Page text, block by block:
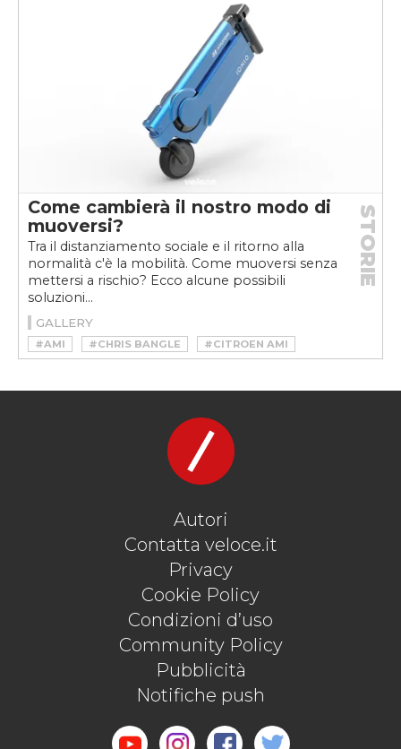
Come cambierà il nostro modo di
muoversi?
Tra il distanziamento sociale e il ritorno alla
normalità c'è la mobilità. Come muoversi senza
mettersi a rischio? Ecco alcune possibili
soluzioni...
STORIE
GALLERY
#AMI #CHRIS BANGLE
#CITROEN AMI
#CONCEPT
#ELON MUSK
#VELOCEKW
Autori
Contatta veloce.it
Privacy
Cookie Policy
Condizioni d’uso
Community Policy
Pubblicità
Notifiche push